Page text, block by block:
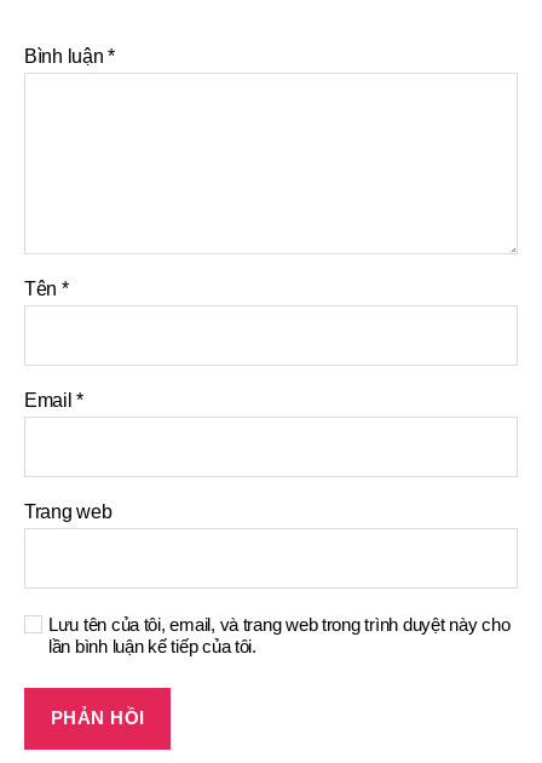
Bình luận*
Tên *
Email*
Trang web
Lưu tên của tôi, email, và trang web trong trình duyệt này cho
lần bình luận kế tiếp của tôi.